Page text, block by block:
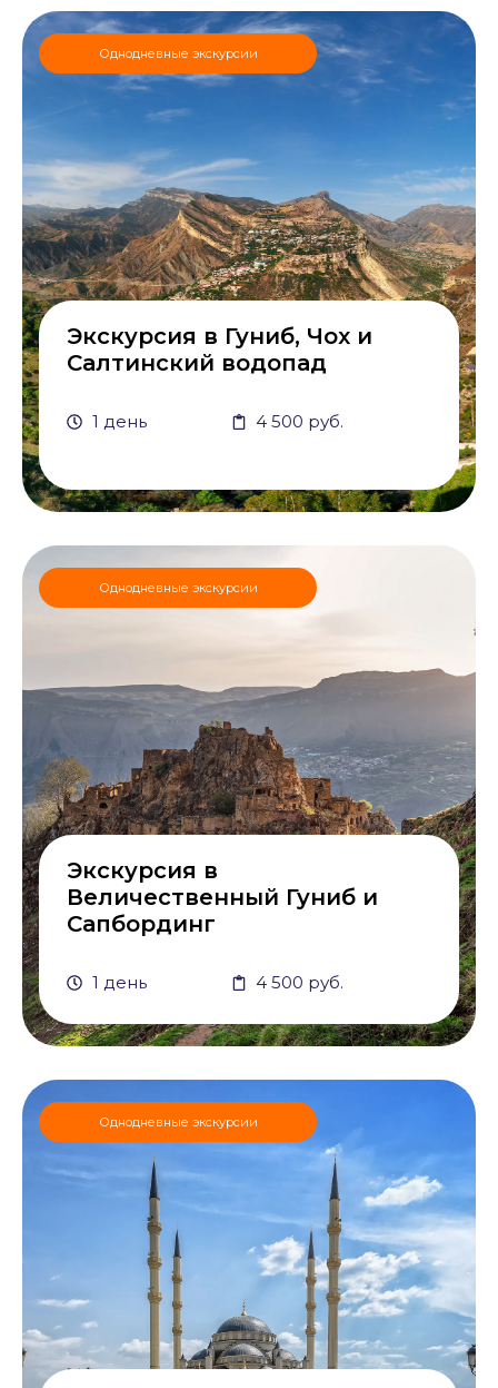
Однодневные экскурсии
Экскурсия в Гуниб, Чох и
Салтинский водопад
1 день 4 500 руб.
Однодневные экскурсии
Экскурсия в
Величественный Гуниб и
Сапбординг
1 день 4 500 руб.
Однодневные экскурсии